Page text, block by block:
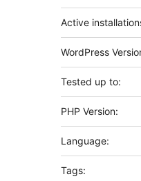
Active
WordPress
Tested up to:
PHP Version:
Language:
Tags: